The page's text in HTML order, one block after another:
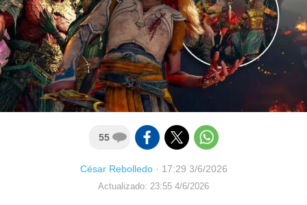
55
César Rebolledo· 17:29 3/6/2026
Actualizado: 23:55 4/6/2026